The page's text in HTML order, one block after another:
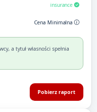
insurance
Cena Minimalna
a tytuł własności spełnia
Pobierz raport